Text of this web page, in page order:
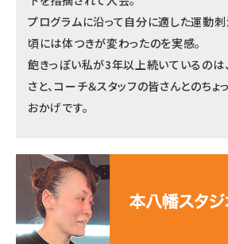
プログラムに沿って自分に適した運動
頃には体つきが変わったのを実感。
飽きっぽい私が3年以上続いているのは
さと、コーチ＆スタッフの皆さんとのち
おかげです。